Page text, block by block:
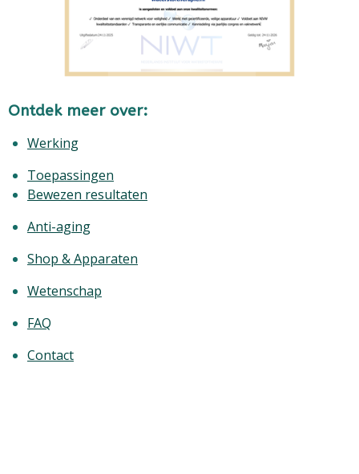
Ontdek meer over:
Werking
Toepassingen
Bewezen resultaten
Anti-aging
Shop & Apparaten
Wetenschap
FAQ
Contact